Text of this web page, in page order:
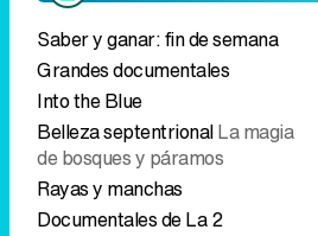
Rayas y manchas
Documentales de La 2
Apocalipsis de la antigüedad
jemeres: los reyes de Angkor
Wat
De tapas por EspañaPalma de
Mallorca: la gran dama del
Mediterráneo